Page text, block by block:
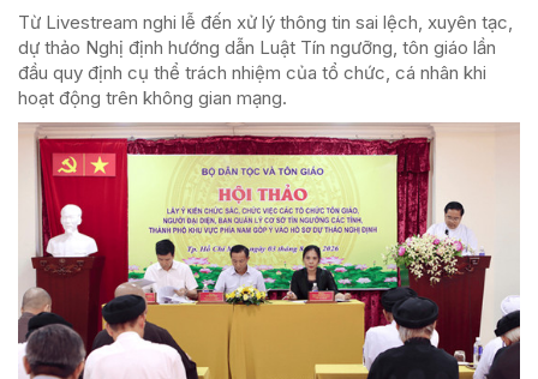
Từ Livestream nghi lễ đến xử lý thông tin sai lệch, xuyên tạc,
dự thảo Nghị định hướng dẫn Luật Tín ngưỡng, tôn giáo lần
đầu quy định cụ thể trách nhiệm của tổ chức, cá nhân khi
hoạt động trên không gian mạng.